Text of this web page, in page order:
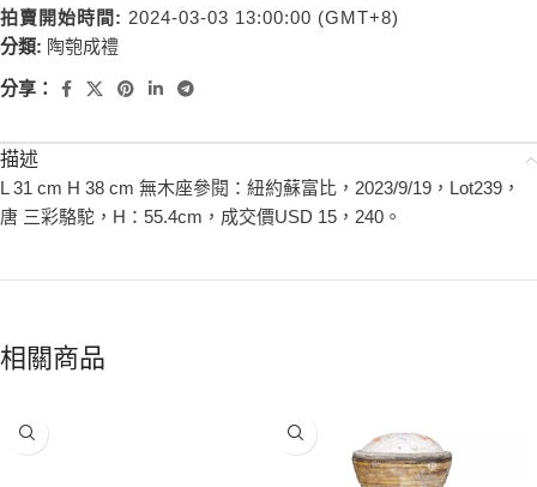
拍賣開始時間: 2024-03-03 13:00:00 (GMT+8)
分類: 陶匏成禮
分享：
描述
L 31 cm H 38 cm 無木座參閱：紐約蘇富比，2023/9/19，Lot239，
唐 三彩駱駝，H：55.4cm，成交價USD 15，240。
相關商品